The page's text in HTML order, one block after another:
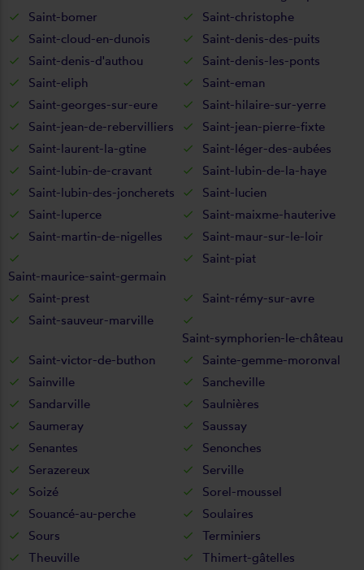
Saint-bomer
Saint-christophe
Saint-cloud-en-dunois
Saint-denis-des-puits
Saint-denis-d'authou
Saint-denis-les-ponts
Saint-eliph
Saint-eman
Saint-georges-sur-eure
Saint-hilaire-sur-yerre
Saint-jean-de-rebervilliers
Saint-jean-pierre-fixte
Saint-laurent-la-gtine
Saint-léger-des-aubées
Saint-lubin-de-cravant
Saint-lubin-de-la-haye
Saint-lubin-des-joncherets
Saint-lucien
Saint-luperce
Saint-maixme-hauterive
Saint-martin-de-nigelles
Saint-maur-sur-le-loir
Saint-maurice-saint-germain
Saint-piat
Saint-prest
Saint-rémy-sur-avre
Saint-sauveur-marville
Saint-symphorien-le-château
Saint-victor-de-buthon
Sainte-gemme-moronval
Sainville
Sancheville
Sandarville
Saulnières
Saumeray
Saussay
Senantes
Senonches
Serazereux
Serville
Soizé
Sorel-moussel
Souancé-au-perche
Soulaires
Sours
Terminiers
Theuville
Thimert-gâtelles